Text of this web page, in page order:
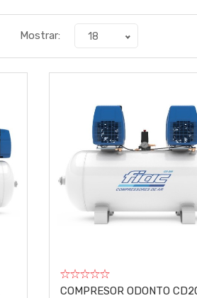
Mostrar: 18
COMPRESOR ODONTO